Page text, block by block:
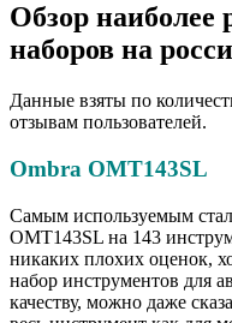
Обзор наиболее
наборов на
Данные взяты по
отзывам пользователей.
Ombra OMT143SL
Самым используемым
OMT143SL на 143
никаких плохих оценок,
набор инструментов для
качеству, можно даже